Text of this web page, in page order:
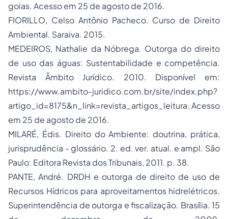
goias. Acesso em 25 de agosto de 2016.
FIORILLO, Celso Antônio Pacheco. Curso de Direito
Ambiental. Saraiva. 2015.
MEDEIROS, Nathalie da Nóbrega. Outorga do direito
de uso das águas: Sustentabilidade e competência.
Revista Âmbito Jurídico. 2010. Disponível em:
https://www.ambito-juridico.com.br/site/index.php?
artigo_id=8175&n_link=revista_artigos_leitura. Acesso
em 25 de agosto de 2016.
MILARÉ, Édis. Direito do Ambiente: doutrina, prática,
jurisprudência - glossário. 2. ed. ver. atual. e ampl. São
Paulo: Editora Revista dos Tribunais, 2011. p. 38.
PANTE, André. DRDH e outorga de direito de uso de
Recursos Hídricos para aproveitamentos hidrelétricos.
Superintendência de outorga e fiscalização. Brasília. 15